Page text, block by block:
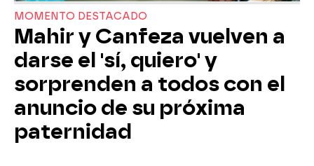
MOMENTO DESTACADO
Mahir y Canfeza vuelven a
darse el 'sí, quiero' y
sorprenden a todos con el
anuncio de su próxima
paternidad